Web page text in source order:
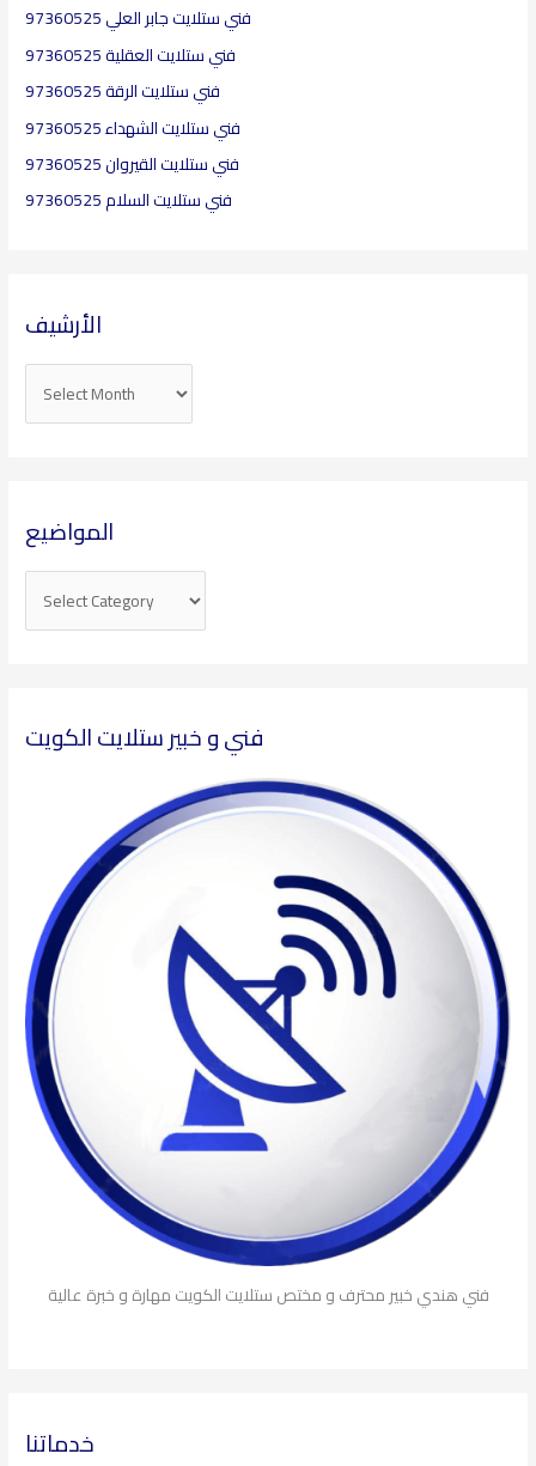
فني ستلايت جابر العلي 97360525
فني ستلايت العقلية​ 97360525
فني ستلايت الرقة 97360525
فني ستلايت الشهداء 97360525
فني ستلايت القيروان 97360525
فني ستلايت السلام 97360525
الأرشيف
المواضيع
فني و خبير ستلايت الكويت
فني هندي خبير محترف و مختص ستلايت الكويت مهارة و خبرة عالية
خدماتنا